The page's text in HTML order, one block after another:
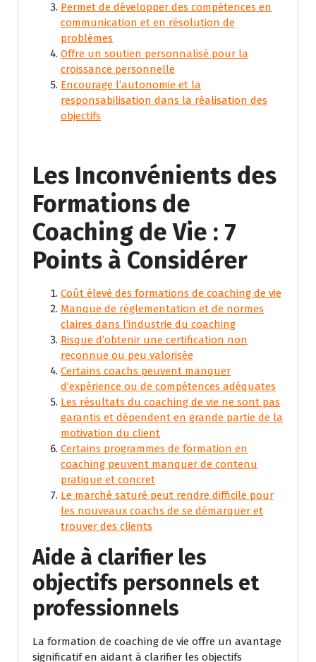
Permet de développer des compétences en
communication et en résolution de
problèmes
Offre un soutien personnalisé pour la
croissance personnelle
Encourage l’autonomie et la
responsabilisation dans la réalisation des
objectifs
Les Inconvénients des
Formations de
Coaching de Vie : 7
Points à Considérer
Coût élevé des formations de coaching de vie
Manque de réglementation et de normes
claires dans l’industrie du coaching
Risque d’obtenir une certification non
reconnue ou peu valorisée
Certains coachs peuvent manquer
d’expérience ou de compétences adéquates
Les résultats du coaching de vie ne sont pas
garantis et dépendent en grande partie de la
motivation du client
Certains programmes de formation en
coaching peuvent manquer de contenu
pratique et concret
Le marché saturé peut rendre difficile pour
les nouveaux coachs de se démarquer et
trouver des clients
Aide à clarifier les
objectifs personnels et
professionnels
La formation de coaching de vie offre un avantage
significatif en aidant à clarifier les objectifs